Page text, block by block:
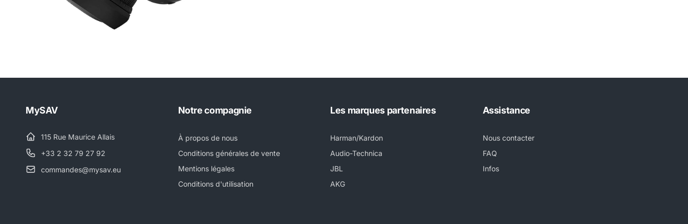
MySAV
115 Rue Maurice Allais
+33 2 32 79 27 92
commandes@mysav.eu
Notre compagnie
À propos de nous
Conditions générales de vente
Mentions légales
Conditions d'utilisation
Les marques partenaires
Harman/Kardon
Audio-Technica
JBL
AKG
Assistance
Nous contacter
FAQ
Infos